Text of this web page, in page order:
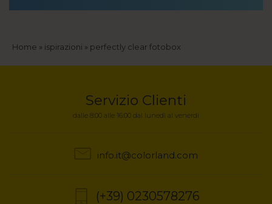
Briciole
Home ispirazioni perfectly clear fotobox
Servizio Clienti
dalle 8:00 alle 16:00 dal lunedì al venerdì
info.it@colorland.com
(+39) 0230578276